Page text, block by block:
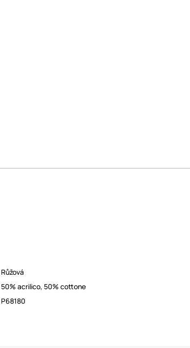
Růžová
50% acrilico, 50% cottone
P68180